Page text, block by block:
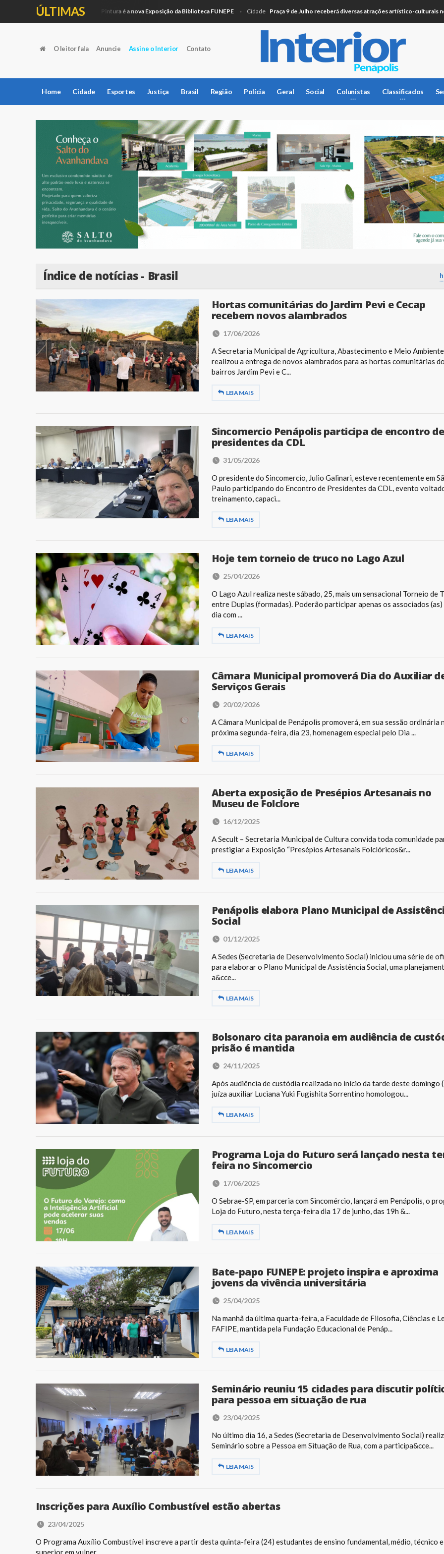
ÚLTIMAS
Educação Artesanato e Pintura é a nova Exposição da Biblioteca FUNEPE Cidade Praça 9 de Julho receberá diversas atrações artístico-culturais neste
O leitor fala Anuncie Assine o Interior Contato
Home Cidade Esportes Justiça Brasil Região Polícia Geral Social Colunistas Classificados
Índice de notícias - Brasil
Hortas comunitárias do Jardim Pevi e Cecap
recebem novos alambrados
17/06/2026
A Secretaria Municipal de Agricultura, Abastecimento e Meio Ambiente
realizou a entrega de novos alambrados para as hortas comunitárias
bairros Jardim Pevi e C...
LEIA MAIS
Sincomercio Penápolis participa de encontro de
presidentes da CDL
31/05/2026
O presidente do Sincomercio, Julio Galinari, esteve recentemente em
Paulo participando do Encontro de Presidentes da CDL, evento
treinamento, capaci...
LEIA MAIS
Hoje tem torneio de truco no Lago Azul
25/04/2026
O Lago Azul realiza neste sábado, 25, mais um sensacional Torneio de
entre Duplas (formadas). Poderão participar apenas os associados (as)
dia com ...
LEIA MAIS
Câmara Municipal promoverá Dia do Auxiliar
Serviços Gerais
20/02/2026
A Câmara Municipal de Penápolis promoverá, em sua sessão ordinária
próxima segunda-feira, dia 23, homenagem especial pelo Dia ...
LEIA MAIS
Aberta exposição de Presépios Artesanais no
Museu de Folclore
16/12/2025
A Secult – Secretaria Municipal de Cultura convida toda comunidade
prestigiar a Exposição “Presépios Artesanais Folclóricos&r...
LEIA MAIS
Penápolis elabora Plano Municipal de
Social
01/12/2025
A Sedes (Secretaria de Desenvolvimento Social) iniciou uma série de
para elaborar o Plano Municipal de Assistência Social, uma
a&cce...
LEIA MAIS
Bolsonaro cita paranoia em audiência de
prisão é mantida
24/11/2025
Após audiência de custódia realizada no início da tarde deste domingo
juíza auxiliar Luciana Yuki Fugishita Sorrentino homologou...
LEIA MAIS
Programa Loja do Futuro será lançado nesta
feira no Sincomercio
17/06/2025
O Sebrae-SP, em parceria com Sincomércio, lançará em Penápolis, o
Loja do Futuro, nesta terça-feira dia 17 de junho, das 19h &...
LEIA MAIS
Bate-papo FUNEPE: projeto inspira e aproxima
jovens da vivência universitária
25/04/2025
Na manhã da última quarta-feira, a Faculdade de Filosofia, Ciências e
FAFIPE, mantida pela Fundação Educacional de Penáp...
LEIA MAIS
Seminário reuniu 15 cidades para discutir
para pessoa em situação de rua
23/04/2025
No último dia 16, a Sedes (Secretaria de Desenvolvimento Social)
Seminário sobre a Pessoa em Situação de Rua, com a participa&cce...
LEIA MAIS
Inscrições para Auxílio Combustível estão abertas
23/04/2025
O Programa Auxílio Combustível inscreve a partir desta quinta-feira (24) estudantes de ensino fundamental, médio, técnico e
superior em vulner...